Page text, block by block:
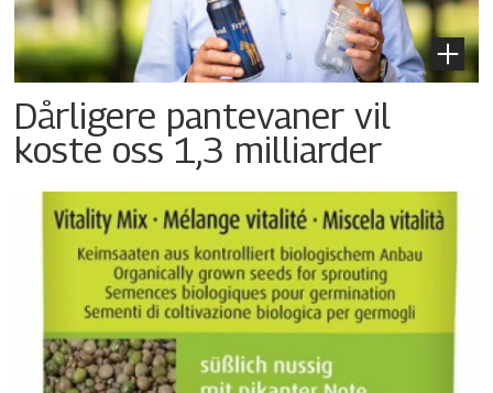
Dårligere pantevaner vil
koste oss 1,3 milliarder